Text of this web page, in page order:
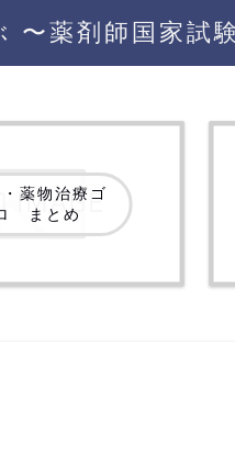
〜薬剤師国家試
薬物治療ゴ
まとめ